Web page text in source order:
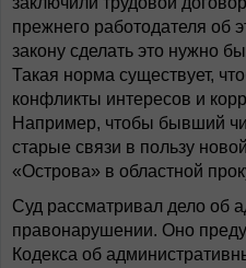
прежнего работодателя об
закону сделать это нужно
Такая норма существует,
конфликты интересов и
Например, чтобы бывший
старые связи в пользу
«Острова» в областной
Суд рассматривал дело об
правонарушении. Оно
Кодекса об